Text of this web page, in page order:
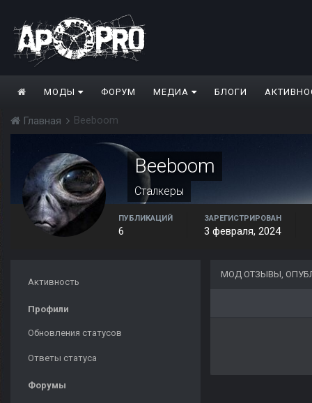
МОДЫ ФОРУМ МЕДИА БЛОГИ
Главная Beeboom
Beeboom
Сталкеры
ПУБЛИКАЦИЙ
6
ЗАРЕГИСТРИРОВАН
3 февраля, 2024
Активность
Профили
Обновления статусов
Ответы статуса
Форумы
МОД ОТЗЫВЫ,